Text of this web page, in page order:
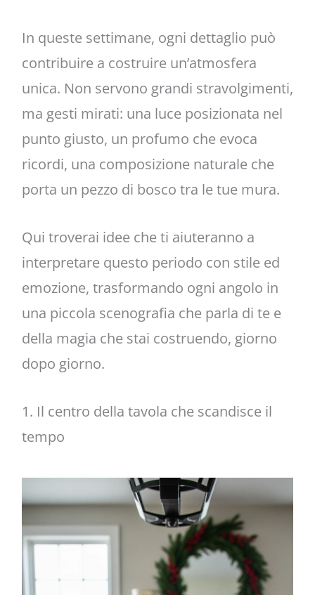
In queste settimane, ogni dettaglio può
contribuire a costruire un’atmosfera
unica. Non servono grandi stravolgimenti,
ma gesti mirati: una luce posizionata nel
punto giusto, un profumo che evoca
ricordi, una composizione naturale che
porta un pezzo di bosco tra le tue mura.
Qui troverai idee che ti aiuteranno a
interpretare questo periodo con stile ed
emozione, trasformando ogni angolo in
una piccola scenografia che parla di te e
della magia che stai costruendo, giorno
dopo giorno.
1. Il centro della tavola che scandisce il
tempo